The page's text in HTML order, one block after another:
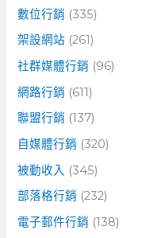
數位行銷 (335)
架設網站 (261)
社群媒體行銷 (96)
網路行銷 (611)
聯盟行銷 (137)
自媒體行銷 (320)
被動收入 (345)
部落格行銷 (232)
電子郵件行銷 (138)